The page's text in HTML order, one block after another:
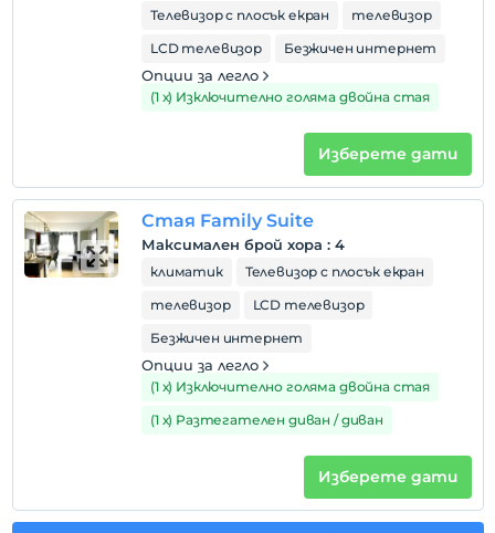
Телевизор с плосък екран
телевизор
LCD телевизор
Безжичен интернет
Опции за легло
(1 х) Изключително голяма двойна стая
Изберете дати
Стая Family Suite
Максимален брой хора : 4
климатик
Телевизор с плосък екран
телевизор
LCD телевизор
Безжичен интернет
Опции за легло
(1 х) Изключително голяма двойна стая
(1 х) Разтегателен диван / диван
Изберете дати